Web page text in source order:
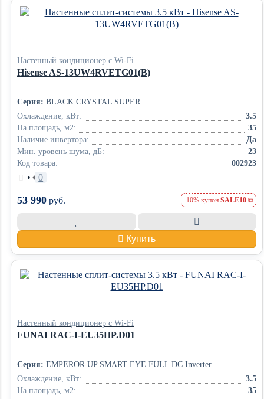
Настенный кондиционер с Wi-Fi
Hisense AS-13UW4RVETG01(B)
Серия: BLACK CRYSTAL SUPER
Охлаждение, кВт:
3.5
На площадь, м2:
35
Наличие инвертора:
Да
Мин. уровень шума, дБ:
23
Код товара:
002923
• 0
53 990 руб. -10% купон SALE10
Купить
Настенный кондиционер с Wi-Fi
FUNAI RAC-I-EU35HP.D01
Серия: EMPEROR UP SMART EYE FULL DC Inverter
Охлаждение, кВт:
3.5
На площадь, м2:
35